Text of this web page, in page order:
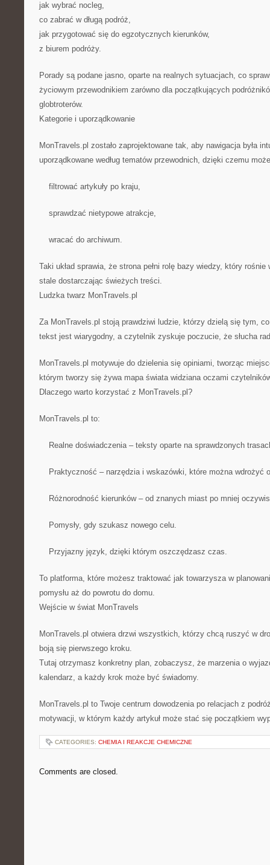
jak wybrać nocleg,
co zabrać w długą podróż,
jak przygotować się do egzotycznych kierunków,
z biurem podróży.
Porady są podane jasno, oparte na realnych sytuacjach, co
życiowym przewodnikiem zarówno dla początkujących
globtroterów.
Kategorie i uporządkowanie
MonTravels.pl zostało zaprojektowane tak, aby nawigacja była
uporządkowane według tematów przewodnich, dzięki czemu
filtrować artykuły po kraju,
sprawdzać nietypowe atrakcje,
wracać do archiwum.
Taki układ sprawia, że strona pełni rolę bazy wiedzy, który
stale dostarczając świeżych treści.
Ludzka twarz MonTravels.pl
Za MonTravels.pl stoją prawdziwi ludzie, którzy dzielą się tym,
tekst jest wiarygodny, a czytelnik zyskuje poczucie, że słucha
MonTravels.pl motywuje do dzielenia się opiniami, tworząc
którym tworzy się żywa mapa świata widziana oczami
Dlaczego warto korzystać z MonTravels.pl?
MonTravels.pl to:
Realne doświadczenia – teksty oparte na sprawdzonych
Praktyczność – narzędzia i wskazówki, które można wdrożyć
Różnorodność kierunków – od znanych miast po mniej
Pomysły, gdy szukasz nowego celu.
Przyjazny język, dzięki którym oszczędzasz czas.
To platforma, które możesz traktować jak towarzysza w
pomysłu aż do powrotu do domu.
Wejście w świat MonTravels
MonTravels.pl otwiera drzwi wszystkich, którzy chcą ruszyć w
boją się pierwszego kroku.
Tutaj otrzymasz konkretny plan, zobaczysz, że marzenia o
kalendarz, a każdy krok może być świadomy.
MonTravels.pl to Twoje centrum dowodzenia po relacjach z
motywacji, w którym każdy artykuł może stać się początkiem
CATEGORIES: CHEMIA I REAKCJE CHEMICZNE
Comments are closed.